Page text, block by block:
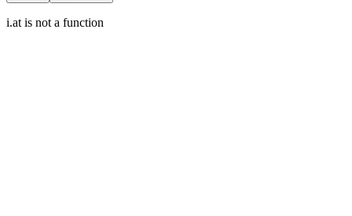
i.at is not a function